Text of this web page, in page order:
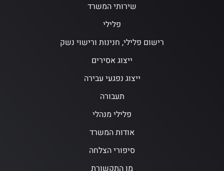
שירותי המשרד
פלילי
רישום פלילי, חנינות ורישוי נשק
ייצוג אסירים
ייצוג נפגעי עבירה
תעבורה
פלילי מנהלי
אודות המשרד
סיפורי הצלחה
מן התקשורת